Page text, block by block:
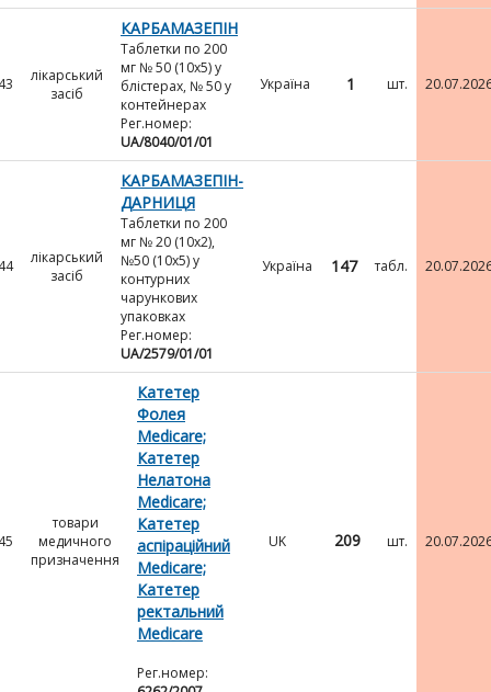
лікарський
засіб
КАРБАМАЗЕПІН
Таблетки по 200
мг № 50 (10х5) у
блістерах, № 50 у
контейнерах
Рег.номер:
UA/8040/01/01
Україна 1 шт.
лікарський
засіб
КАРБАМАЗЕПІН-
ДАРНИЦЯ
Таблетки по 200
мг № 20 (10х2),
№50 (10х5) у
контурних
чарункових
упаковках
Рег.номер:
UA/2579/01/01
Україна 147 табл.
товари
медичного
призначення
Катетер
Фолея
Medicare;
Катетер
Нелатона
Medicare;
Катетер
аспіраційний
Medicare;
Катетер
ректальний
Medicare
Рег.номер:
UK 209 шт.